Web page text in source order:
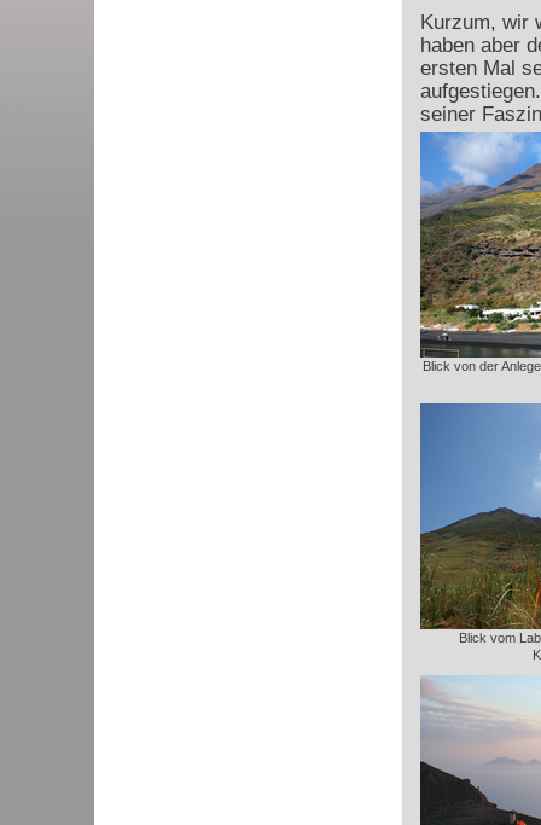
Kurzum, wir
haben aber
ersten Mal
seiner
Blick von der
Blick vom